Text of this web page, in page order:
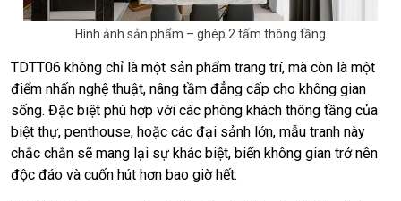
Hình ảnh sản phẩm – ghép 2 tấm thông tầng
TDTT06 không chỉ là một sản phẩm trang trí, mà còn là một
điểm nhấn nghệ thuật, nâng tầm đẳng cấp cho không gian
sống. Đặc biệt phù hợp với các phòng khách thông tầng của
biệt thự, penthouse, hoặc các đại sảnh lớn, mẫu tranh này
chắc chắn sẽ mang lại sự khác biệt, biến không gian trở nên
độc đáo và cuốn hút hơn bao giờ hết.